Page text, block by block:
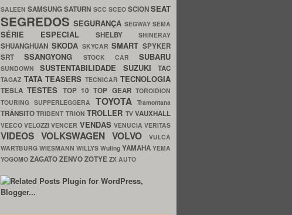
SALEENSAMSUNGSATURN SCC SCEO SCIONSEAT
SEGREDOSSEGURANÇA SEGWAYSEMA
SÉRIE ESPECIAL SHELBY SHINERAY
SHUANGHUAN SKODA SKYCARSMART SPYKER
SRTSSANGYONG STOCK CAR SUBARU
SUNDOWNSUSTENTABILIDADE SUZUKITAC
TAGAZ TATA TEASERS TECNICAR TECNOLOGIA
TESLATESTES TOP 10TOP GEARTOROIDION
TOURING SUPPERLEGGERA TOYOTATramontana
TRÂNSITOTRIDENT TRIONTROLLER TVVAUXHALL
VEECOVELOZZIVENCER VENDAS VENUCIAVERITAS
VIDEOS VOLKSWAGEN VOLVO
VULCA
WARTBURG WIESMANN WILLYS Wuling YAMAHA YEMA
YOGOMO ZAGATOZENVOZOTYE ZX AUTO